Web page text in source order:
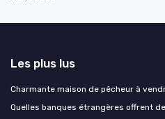
Les plus lus
Charmante maison de pêcheur à
Quelles banques étrangères offrent